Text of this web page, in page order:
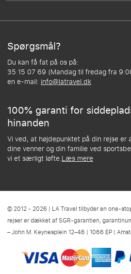
Spørgsmål?
Du kan få fat på os på:
35 15 07 69 (Mandag til fredag fra
en e-mail: info@latravel.dk
100% garanti for
hinanden
Vi ved, at højdepunktet på din rejse er
dine venner og din familie ved
vi et særligt løfte.Læs mere
© 2012 - 2026 | LA Travel tilbyder en one-
rejser er dækket af SGR-garantien,
– John M. Keynesplein 12–46 | 1066 EP |